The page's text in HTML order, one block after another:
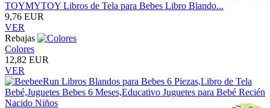
TOYMYTOY Libros de Tela para Bebes Libro Blando...
9,76 EUR
VER
Rebajas
Colores
12,82 EUR
VER